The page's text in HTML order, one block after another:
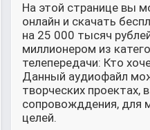
На этой странице вы
онлайн и скачать
на 25 000 тысяч
миллионером из
телепередачи: Кто
Данный аудиофайл
творческих проектах,
сопровожддения, для
целей.